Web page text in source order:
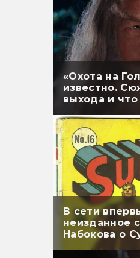
«Охота на
известно.
выхода и что
В сети
неизданное
Набокова о
перевели